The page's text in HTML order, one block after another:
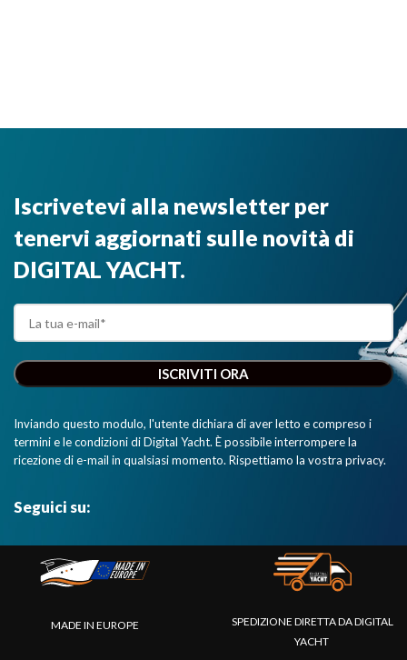
Iscrivetevi alla newsletter per
tenervi aggiornati sulle novità di
DIGITAL YACHT.
Inviando questo modulo, l'utente dichiara di aver letto e compreso i
termini e le condizioni di Digital Yacht. È possibile interrompere la
ricezione di e-mail in qualsiasi momento. Rispettiamo la vostra privacy.
Seguici su:
MADE IN EUROPE
SPEDIZIONE DIRETTA DA DIGITAL
YACHT